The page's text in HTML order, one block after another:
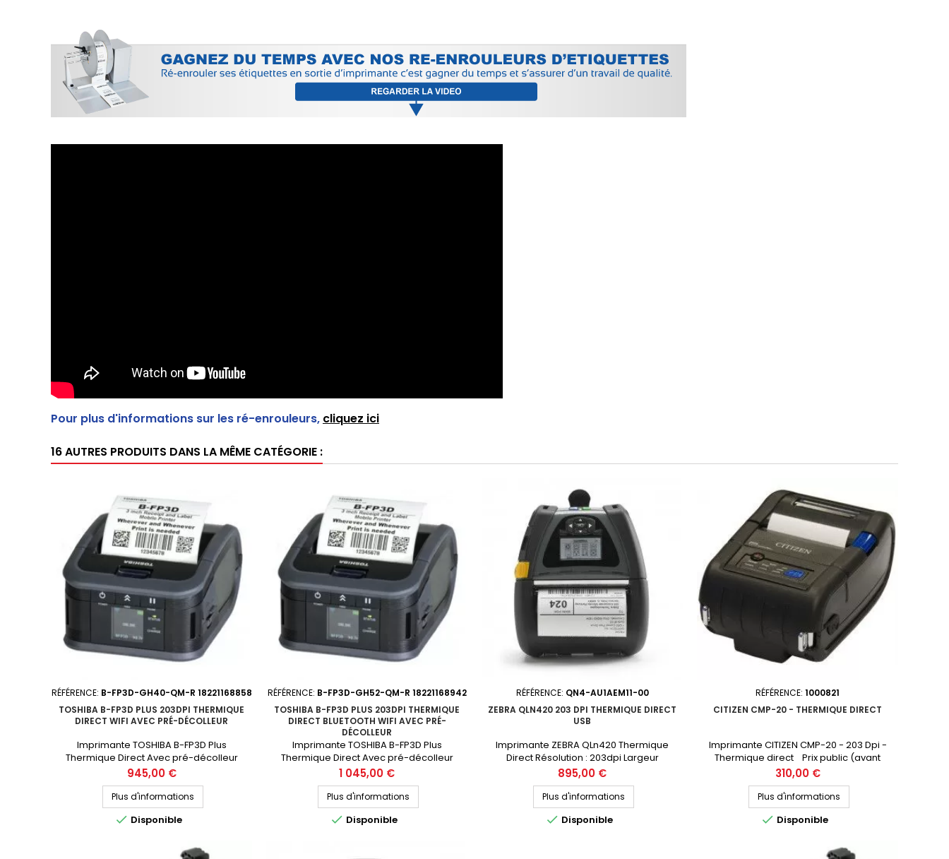
Pour plus d'informations sur les ré-enrouleurs, cliquez ici
16 AUTRES PRODUITS DANS LA MÊME CATÉGORIE :
RÉFÉRENCE: B-FP3D-GH40-QM-R 18221168858
TOSHIBA B-FP3D PLUS 203DPI THERMIQUE
DIRECT WIFI AVEC PRÉ-DÉCOLLEUR
Imprimante TOSHIBA B-FP3D Plus
Thermique Direct Avec pré-décolleur
d'étiquettes Résolution : 203dpi Largeur
d'impression : 80mm (3 pouces, tête 72mm
d'impression) Connectique : USB, Wifi Prix
public (avant remise) : 945€ HT Demandez
votre devis personnalisé
Prix
945,00 €
Plus d'informations
 Disponible
RÉFÉRENCE: B-FP3D-GH52-QM-R 18221168942
TOSHIBA B-FP3D PLUS 203DPI THERMIQUE
DIRECT BLUETOOTH WIFI AVEC PRÉ-
DÉCOLLEUR
Imprimante TOSHIBA B-FP3D Plus
Thermique Direct Avec pré-décolleur
d'étiquettes Résolution : 203dpi Largeur
d'impression : 80mm (3 pouces, tête 72mm
d'impression) Connectique : USB, Bluetooth,
Wifi Prix public (avant remise) : 1045€ HT
Demandez votre devis personnalisé
Prix
1 045,00 €
Plus d'informations
 Disponible
RÉFÉRENCE: QN4-AU1AEM11-00
ZEBRA QLN420 203 DPI THERMIQUE DIRECT
USB
Imprimante ZEBRA QLn420 Thermique
Direct Résolution : 203dpi Largeur
d'impression : 104mm (4 pouces)
Connectique : USB, RS232 Prix public (avant
remise) : 895€ HT Demandez votre devis
personnalisé
Prix
895,00 €
Plus d'informations
 Disponible
RÉFÉRENCE: 1000821
CITIZEN CMP-20 - THERMIQUE DIRECT
Imprimante CITIZEN CMP-20 - 203 Dpi -
Thermique direct Prix public (avant
remise) à partir de 310.00 € HT Demandez
votre devis personnalisé
Prix
310,00 €
Plus d'informations
 Disponible